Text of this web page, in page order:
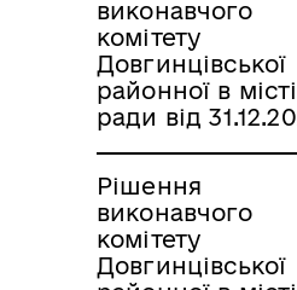
виконавчого
комітету
Довгинцівської
районної в місті
ради від
Рішення
виконавчого
комітету
Довгинцівської